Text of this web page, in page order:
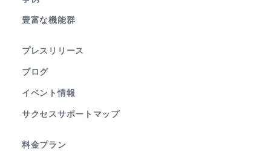
豊富な機能群
プレスリリース
ブログ
イベント情報
サクセスサポートマップ
料金プラン